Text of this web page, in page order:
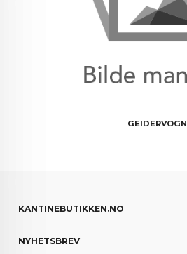
GEIDERVOGN
KANTINEBUTIKKEN.NO
NYHETSBREV